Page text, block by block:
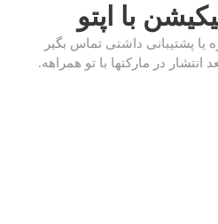
با اپتو
یا پشتیبانی داشتی تماس بگیر
انتشار در مارکتها با تو همراهه.